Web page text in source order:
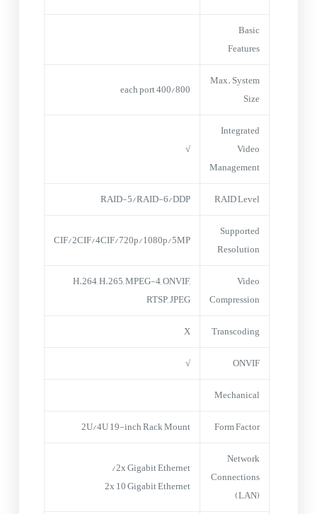
Basic
Features
Max. System
Size
800/each port 400
Integrated
Video
Management
√
RAID Level
RAID-5/RAID-6/DDP
Supported
Resolution
CIF/2CIF/4CIF/720p/1080p/5MP
Video
Compression
H.264, H.265, MPEG-4, ONVIF,
RTSP, JPEG
Transcoding
X
ONVIF
√
Mechanical
Form Factor
2U/4U 19-inch Rack Mount
Network
Connections
(LAN)
2x Gigabit Ethernet/
2x 10 Gigabit Ethernet